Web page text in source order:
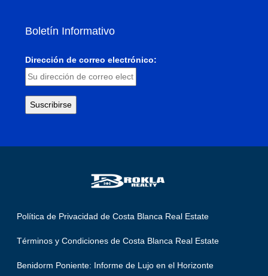
Boletín Informativo
Dirección de correo electrónico:
Política de Privacidad de Costa Blanca Real Estate
Términos y Condiciones de Costa Blanca Real Estate
Benidorm Poniente: Informe de Lujo en el Horizonte